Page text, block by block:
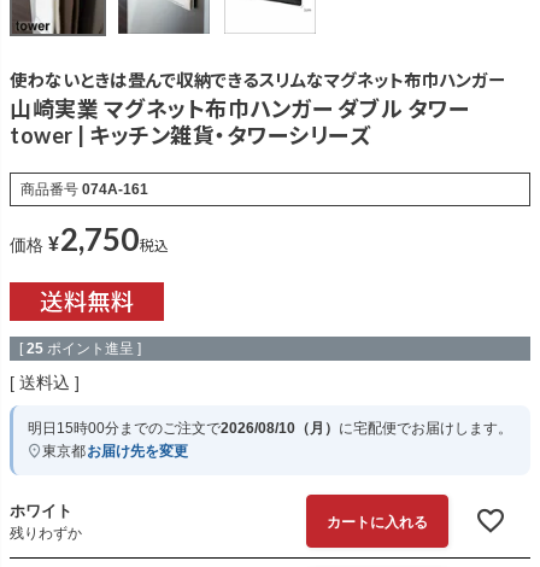
使わないときは畳んで収納できるスリムなマグネット布巾ハンガー
山崎実業 マグネット布巾ハンガー ダブル タワー
tower | キッチン雑貨・タワーシリーズ
商品番号 074A-161
価格 ¥2,750税込
[ 25 ポイント進呈 ]
送料込
明日 15時00分までのご注文で2026/08/10（月） に宅配便でお届けします。
東京都お届け先を変更
ホワイト
残りわずか
カートに入れる